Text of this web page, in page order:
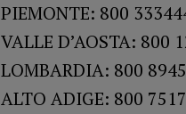
PIEMONTE: 800
VALLE D’AOSTA: 800
LOMBARDIA: 800
ALTO ADIGE: 800